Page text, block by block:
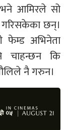
भने आमिरले सो
छन्।
फेम्ड अभिनेता
चाहन्छन कि
नै गरुन।